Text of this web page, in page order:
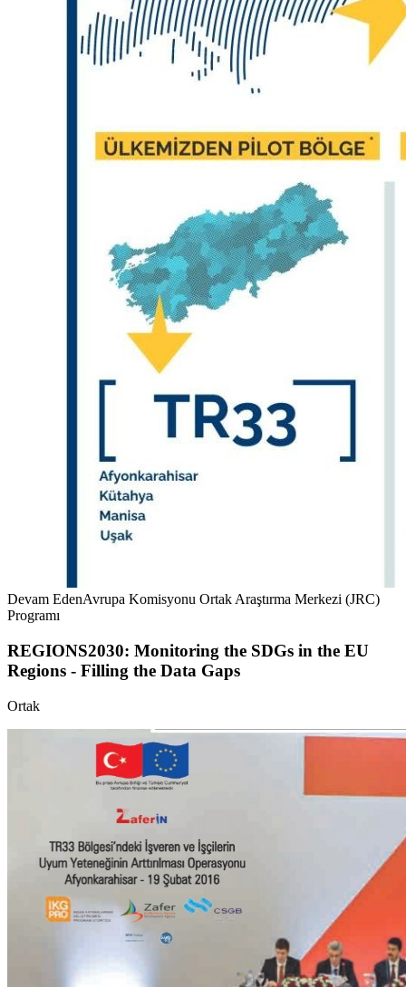
Devam EdenAvrupa Komisyonu Ortak Araştırma Merkezi (JRC)
Programı
REGIONS2030: Monitoring the SDGs in the EU
Regions - Filling the Data Gaps
Ortak